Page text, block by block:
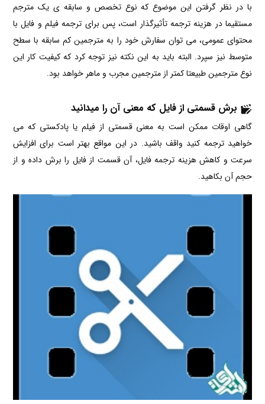
با در نظر گرفتن این موضوع که نوع تخصص و سابقه ی یک مترجم
مستقیما در هزینه ترجمه تأثیرگذار است، پس برای ترجمه فیلم و فایل با
محتوای عمومی، می توان سفارش خود را به مترجمین کم سابقه با سطح
متوسط نیز سپرد. البته باید به این نکته نیز توجه کرد که کیفیت کار این
نوع مترجمین طبیعتا کمتر از مترجمین مجرب و ماهر خواهد بود.
برش قسمتی از فایل که معنی آن را میدانید
گاهی اوقات ممکن است به معنی قسمتی از فیلم یا پادکستی که می
خواهید ترجمه کنید واقف باشید. در این مواقع بهتر است برای افزایش
سرعت و کاهش هزینه ترجمه فایل، آن قسمت از فایل را برش داده و از
حجم آن بکاهید.